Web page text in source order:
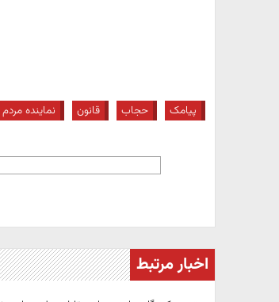
پیامک حجاب قانون نماینده مردم
اخبار مرتبط